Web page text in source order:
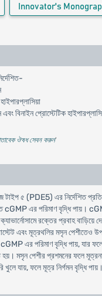
Innovator's
এবং বিনাইন প্রোস্টেটিক
ঔষধ সেবন করুন'
টাইপ ৫ (PDE5) এর নির্দেশিত
cGMP এর পরিমাণ বৃদ্ধি পায়।
রক্তের প্রবাহ বাড়িয়ে
এবং মূত্রথলির মসৃন পেশীতেও
এর পরিমাণ বৃদ্ধি পায়, যার
মসৃন পেশীর প্রশমনের ফলে
যায়, ফলে মূত্র নির্গমন বৃদ্ধি পায়।